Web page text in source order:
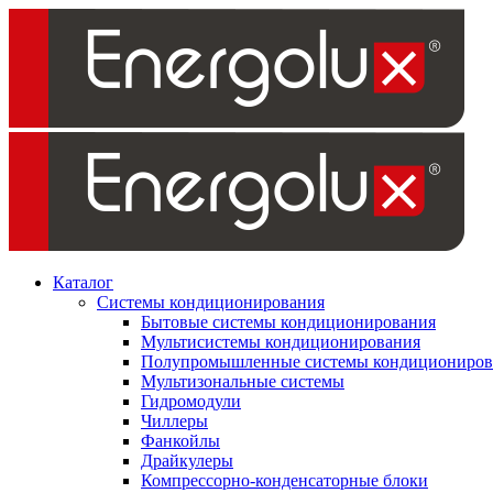
Каталог
Системы кондиционирования
Бытовые системы кондиционирования
Мультисистемы кондиционирования
Полупромышленные системы
Мультизональные системы
Гидромодули
Чиллеры
Фанкойлы
Драйкулеры
Компрессорно-конденсаторные блоки